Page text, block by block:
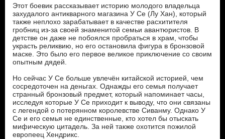
Этот боевик рассказывает историю молодого владельца
захудалого антикварного магазина У Се (Лу Хан), который
также неплохо зарабатывает в качестве расхитителя
гробниц из-за своей знаменитой семьи авантюристов. В
детстве он даже не побоялся пробраться в храм, чтобы
украсть реликвию, но его остановила фигура в бронзовой
маске. Это было его первое великое приключение со своим
опытным дядей.
Но сейчас У Се больше увлечён китайской историей, чем
сосредоточен на деньгах. Однажды его семья получает
странный бронзовый предмет, который напоминает часы,
исследуя которые У Се приходит к выводу, что они связаны
с легендой о потерянном королевстве Сиванму. Однако У
Се и его семья не единственные, кто хотел бы отыскать
мифическую цитадель. За ней также охотится пожилой
европеец Хендрикс.